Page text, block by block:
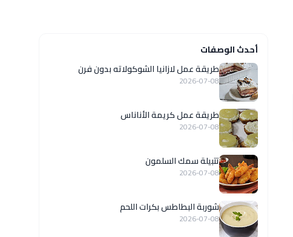
أحدث الوصفات
طريقة عمل لازانيا الشوكولاته بدون فرن
2026-07-08
طريقة عمل كريمة الأناناس
2026-07-08
تتبيلة سمك السلمون
2026-07-08
شوربة البطاطس بكرات اللحم
2026-07-08